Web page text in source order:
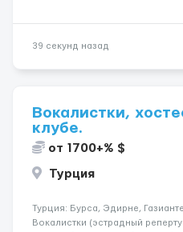
39 секунд назад
Вокалистки,
клубе.
от 1700+% $
Турция
Турция: Бурса, Эдирне,
Вокалистки (эстрадный